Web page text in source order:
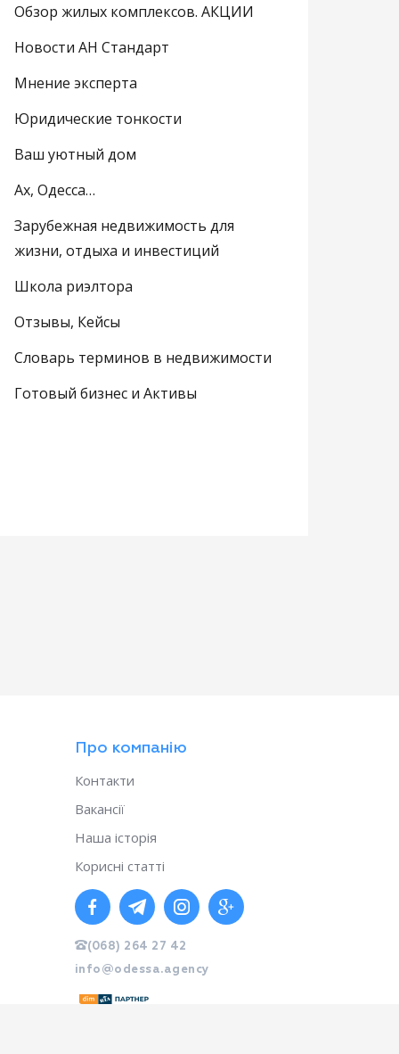
Обзор жилых комплексов. АКЦИИ
Новости АН Стандарт
Мнение эксперта
Юридические тонкости
Ваш уютный дом
Ах, Одесса…
Зарубежная недвижимость для
жизни, отдыха и инвестиций
Школа риэлтора
Отзывы, Кейсы
Словарь терминов в недвижимости
Готовый бизнес и Активы
Про компанію
Контакти
Вакансії
Наша історія
Корисні статті
(068) 264 27 42
info@odessa.agency